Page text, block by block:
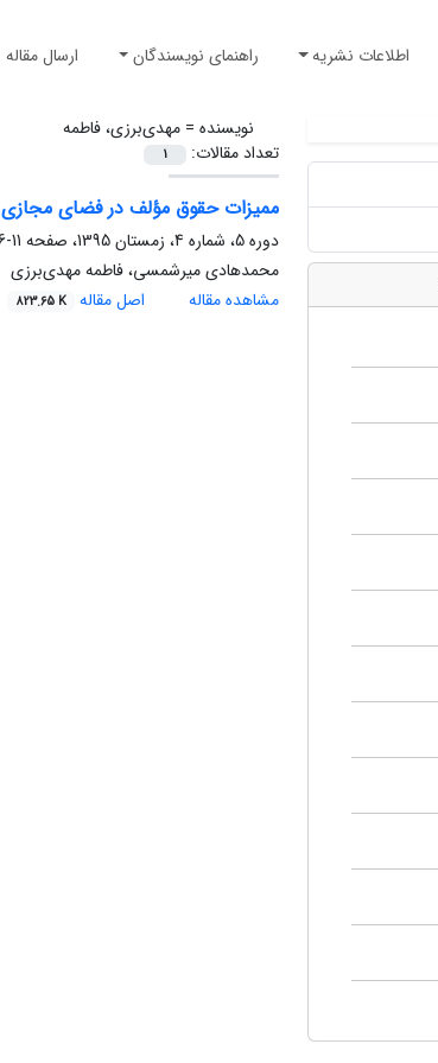
اطلاعات نشریه راهنمای نویسندگان ارسال مقاله
نویسنده =مهدی‌برزی، فاطمه
تعداد مقالات:
1
ممیزات حقوق مؤلف در فضای مجازی
دوره 5، شماره 4، زمستان 1395، صفحه
11-46
محمد‌هادی میرشمسی، فاطمه مهدی‌برزی
مشاهده مقاله
اصل مقاله 823.65 K